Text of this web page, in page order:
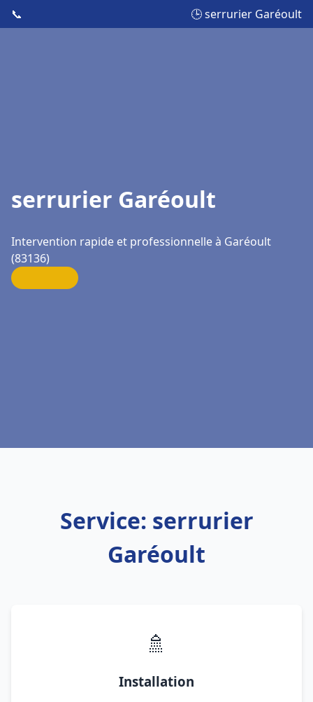
📞 🕒 serrurier Garéoult
serrurier Garéoult
Intervention rapide et professionnelle à Garéoult
(83136)
Service: serrurier
Garéoult
🚿
Installation